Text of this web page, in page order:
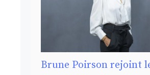
Brune Poirson rejoint